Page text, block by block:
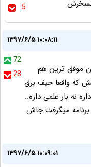
5 مسخرش
۱۳۹۷/۶/۵ ۱۰:۰۸:۱۱
72
28
موفق ترین هم
که واقعا حیف برق
نه بار علمی داره..
برنامه ۳ برابر این برنامه میگرفت جاش
۱۳۹۷/۶/۵ ۱۰:۰۹:۰۱